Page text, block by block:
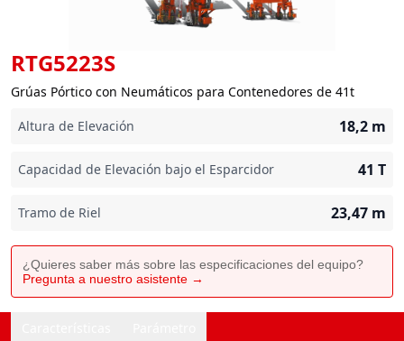
RTG5223S
Grúas Pórtico con Neumáticos para Contenedores de 41t
Altura de Elevación
18,2 m
Capacidad de Elevación bajo el Esparcidor 41 T
Tramo de Riel 23,47 m
¿Quieres saber más sobre las especificaciones del equipo?
Pregunta a nuestro asistente →